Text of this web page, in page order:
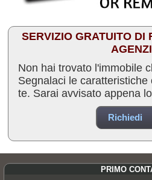
SERVIZIO GRATUITO DI
Non hai trovato l'immobile
Segnalaci le
te. Sarai avvisato appena
Richiedi
PRIMO